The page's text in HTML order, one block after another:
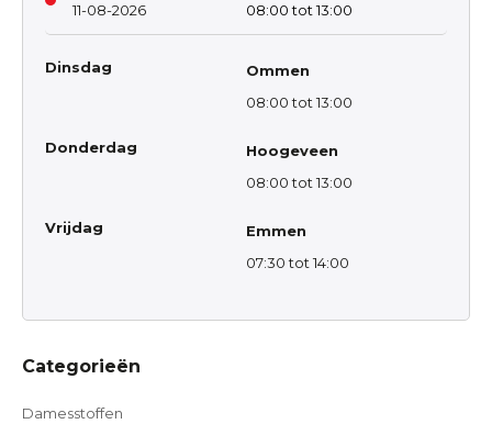
11-08-2026
08:00 tot 13:00
Dinsdag
Ommen
08:00 tot 13:00
Donderdag
Hoogeveen
08:00 tot 13:00
Vrijdag
Emmen
07:30 tot 14:00
Categorieën
Damesstoffen